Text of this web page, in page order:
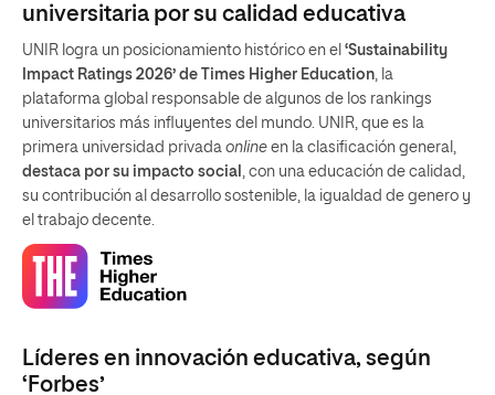
universitaria por su calidad educativa
UNIR logra un posicionamiento histórico en el ‘Sustainability
Impact Ratings 2026’ de Times Higher Education , la
plataforma global responsable de algunos de los rankings
universitarios más influyentes del mundo. UNIR, que es la
primera universidad privada online en la clasificación general,
destaca por su impacto social
, con una educación de calidad,
su contribución al desarrollo sostenible, la igualdad de genero y
el trabajo decente.
Líderes en innovación educativa, según
‘Forbes’